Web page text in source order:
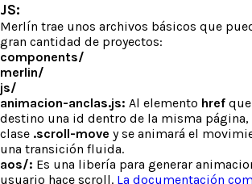
JS:
Merlín trae unos archivos básicos que
gran cantidad de proyectos:
components/
merlin/
js/
animacion-anclas.js: Al elemento href
destino una id dentro de la misma página,
clase .scroll-move y se animará el
una transición fluida.
aos/: Es una libería para generar
usuario hace scroll. La documentación